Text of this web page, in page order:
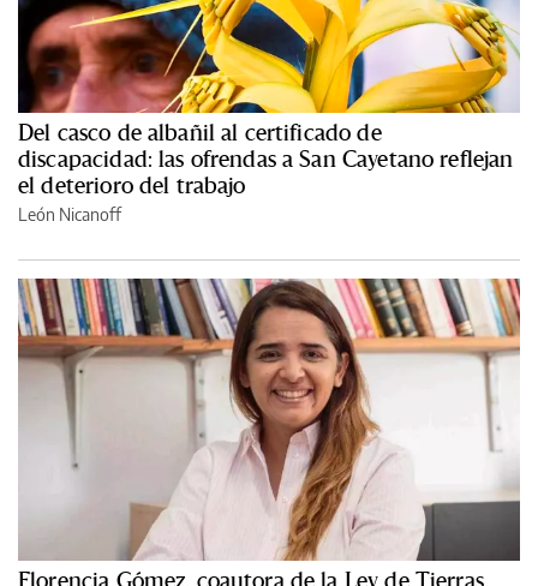
Del casco de albañil al certificado de
discapacidad: las ofrendas a San Cayetano reflejan
el deterioro del trabajo
León Nicanoff
Florencia Gómez, coautora de la Ley de Tierras,